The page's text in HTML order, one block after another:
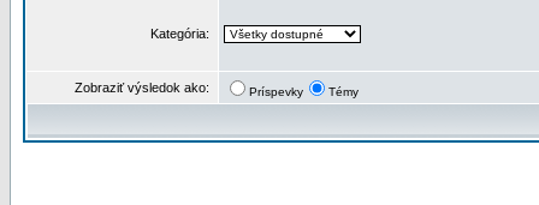
Kategória:
Zobraziť výsledok ako: Príspevky Témy